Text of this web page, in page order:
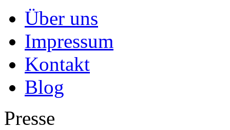
Über uns
Impressum
Kontakt
Blog
Presse